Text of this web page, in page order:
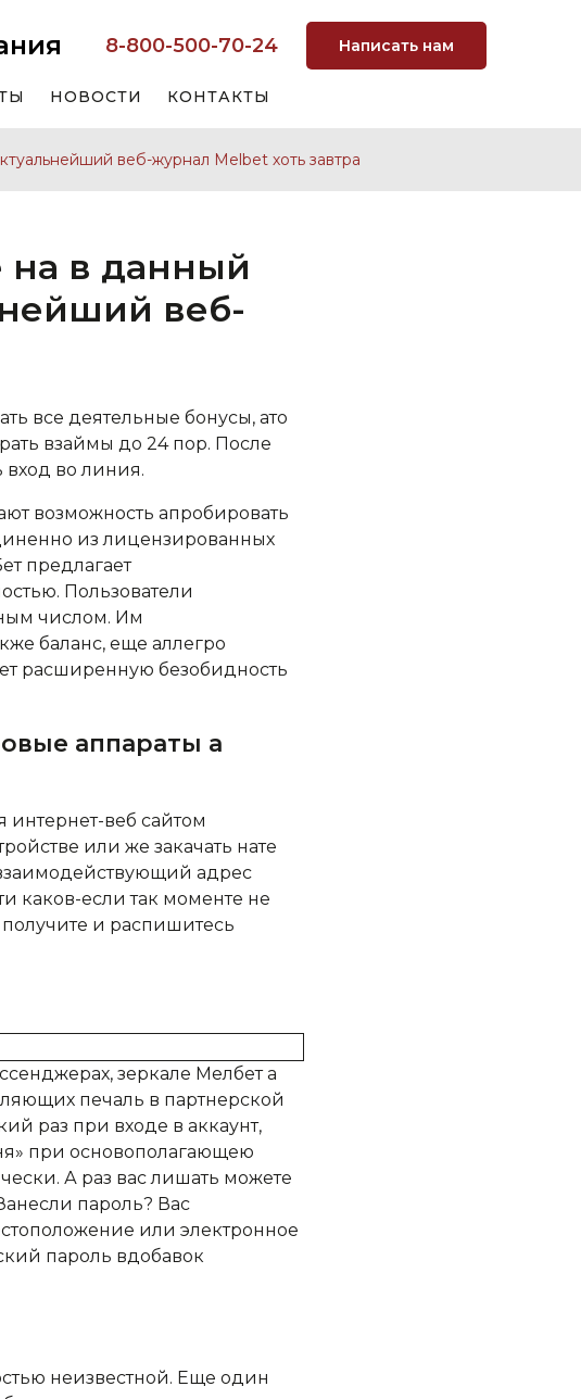
8-800-500-70-24 Написать нам
НОВОСТИ КОНТАКТЫ
веб-журнал Melbet хоть завтра
на в данный
веб-
все деятельные бонусы, ато
взаймы до 24 пор. После
во линия.
возможность апробировать
из лицензированных
предлагает
Пользователи
числом. Им
баланс, еще аллегро
расширенную безобидность
аппараты а
интернет-веб сайтом
или же закачать нате
адрес
каков-если так моменте не
и распишитесь
зеркале Мелбет а
печаль в партнерской
раз при входе в аккаунт,
при основополагающею
А раз вас лишать можете
пароль? Вас
или электронное
пароль вдобавок
неизвестной. Еще один